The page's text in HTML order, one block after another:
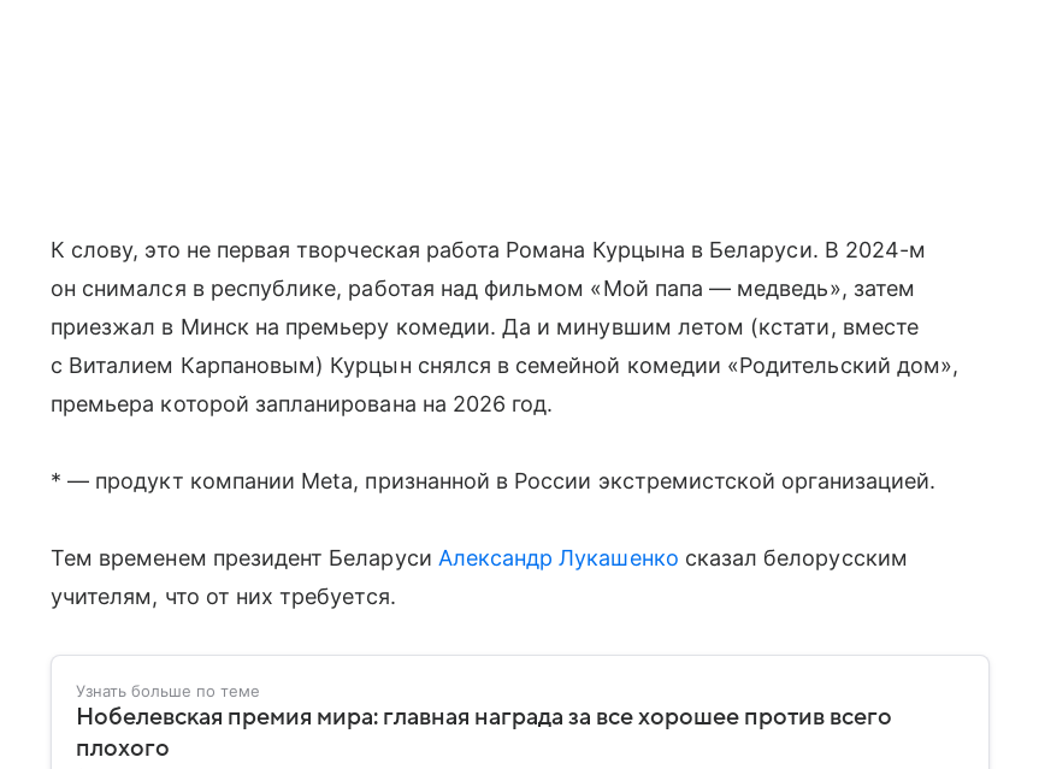
К слову, это не первая творческая работа Романа Курцына в Беларуси. В 2024-м
он снимался в республике, работая над фильмом «Мой папа — медведь», затем
приезжал в Минск на премьеру комедии. Да и минувшим летом (кстати, вместе
с Виталием Карпановым) Курцын снялся в семейной комедии «Родительский дом»,
премьера которой запланирована на 2026 год.
* — продукт компании Meta, признанной в России экстремистской организацией.
Тем временем президент Беларуси Александр Лукашенко сказал белорусским
учителям, что от них требуется.
Узнать больше по теме
Нобелевская премия мира: главная награда за все хорошее против всего
плохого